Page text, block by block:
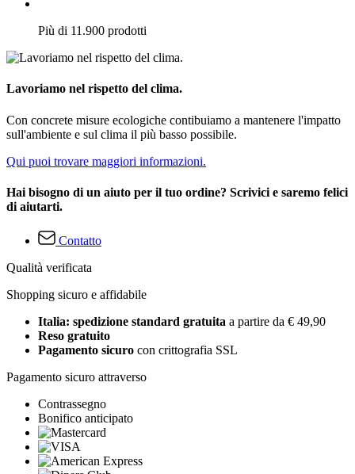
Più di 11.900 prodotti
Lavoriamo nel rispetto del clima.
Con concrete misure ecologiche contibuiamo a mantenere l'impatto
sull'ambiente e sul clima il più basso possibile.
Qui puoi trovare maggiori informazioni.
Hai bisogno di un aiuto per il tuo ordine? Scrivici e saremo felici
di aiutarti.
Contatto
Qualità verificata
Shopping sicuro e affidabile
Italia: spedizione standard gratuita a partire da € 49,90
Reso gratuito
Pagamento sicuro con crittografia SSL
Pagamento sicuro attraverso
Contrassegno
Bonifico anticipato